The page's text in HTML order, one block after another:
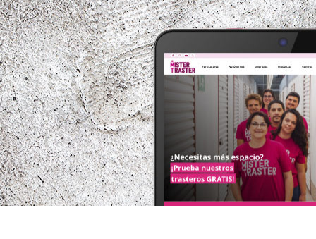
mistertraster.com